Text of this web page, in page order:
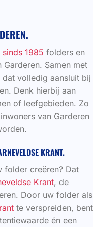
sinds 1985 folders en
Samen met
volledig aansluit bij
Denk hierbij aan
of leefgebieden. Zo
van Garderen
KRANT.
folder creëren? Dat
Krant, de
Door uw folder als
te verspreiden, bent
én een